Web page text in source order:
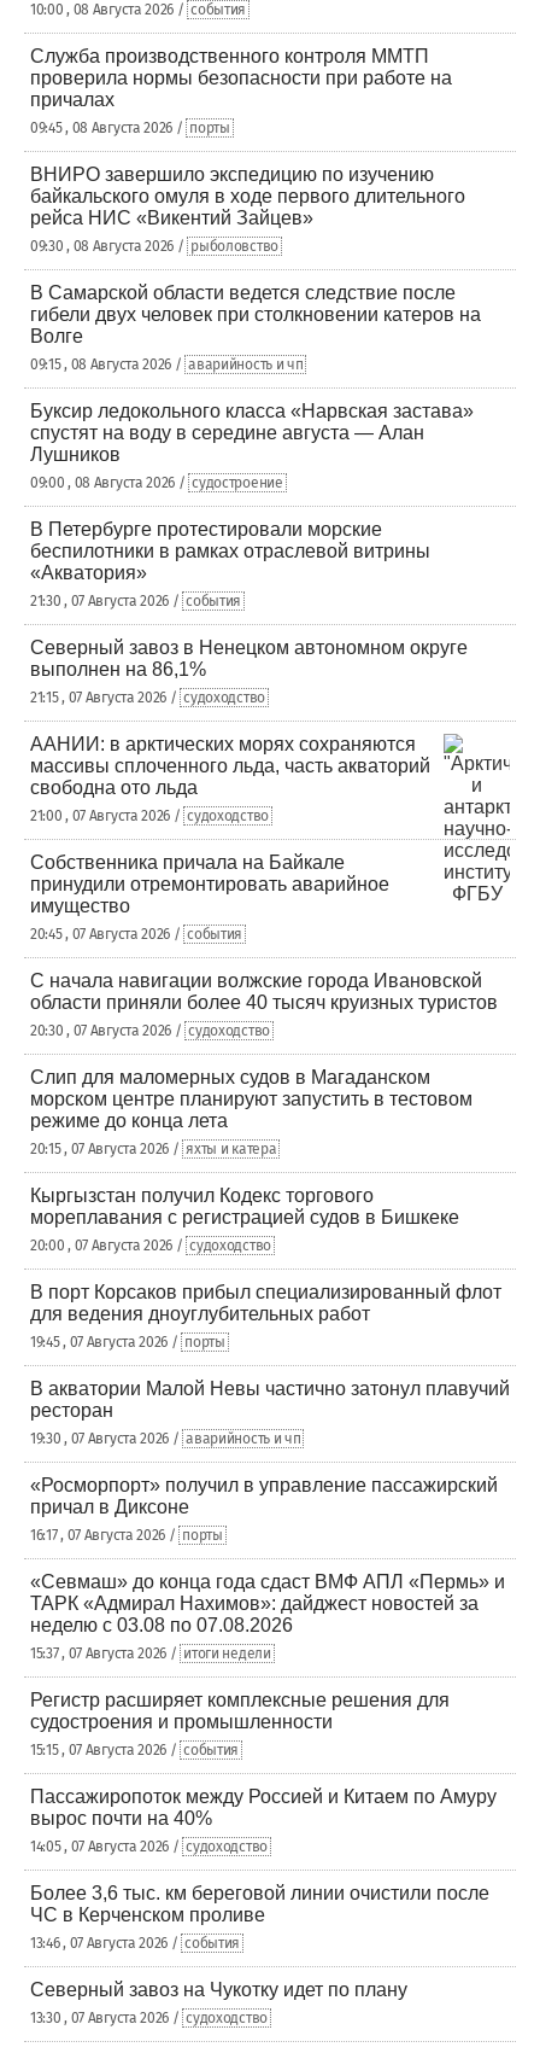
10:00 , 08 Августа 2026 / события
Служба производственного контроля ММТП
проверила нормы безопасности при работе на
причалах
09:45 , 08 Августа 2026 / порты
ВНИРО завершило экспедицию по изучению
байкальского омуля в ходе первого длительного
рейса НИС «Викентий Зайцев»
09:30 , 08 Августа 2026 / рыболовство
В Самарской области ведется следствие после
гибели двух человек при столкновении катеров на
Волге
09:15 , 08 Августа 2026 / аварийность и чп
Буксир ледокольного класса «Нарвская застава»
спустят на воду в середине августа — Алан
Лушников
09:00 , 08 Августа 2026 / судостроение
В Петербурге протестировали морские
беспилотники в рамках отраслевой витрины
«Акватория»
21:30 , 07 Августа 2026 / события
Северный завоз в Ненецком автономном округе
выполнен на 86,1%
21:15 , 07 Августа 2026 / судоходство
ААНИИ: в арктических морях сохраняются
массивы сплоченного льда, часть акваторий
свободна ото льда
21:00 , 07 Августа 2026 / судоходство
Собственника причала на Байкале
принудили отремонтировать аварийное
имущество
20:45 , 07 Августа 2026 / события
С начала навигации волжские города Ивановской
области приняли более 40 тысяч круизных туристов
20:30 , 07 Августа 2026 / судоходство
Слип для маломерных судов в Магаданском
морском центре планируют запустить в тестовом
режиме до конца лета
20:15 , 07 Августа 2026 / яхты и катера
Кыргызстан получил Кодекс торгового
мореплавания с регистрацией судов в Бишкеке
20:00 , 07 Августа 2026 / судоходство
В порт Корсаков прибыл специализированный флот
для ведения дноуглубительных работ
19:45 , 07 Августа 2026 / порты
В акватории Малой Невы частично затонул плавучий
ресторан
19:30 , 07 Августа 2026 / аварийность и чп
«Росморпорт» получил в управление пассажирский
причал в Диксоне
16:17 , 07 Августа 2026 / порты
«Севмаш» до конца года сдаст ВМФ АПЛ «Пермь» и
ТАРК «Адмирал Нахимов»: дайджест новостей за
неделю с 03.08 по 07.08.2026
15:37 , 07 Августа 2026 / итоги недели
Регистр расширяет комплексные решения для
судостроения и промышленности
15:15 , 07 Августа 2026 / события
Пассажиропоток между Россией и Китаем по Амуру
вырос почти на 40%
14:05 , 07 Августа 2026 / судоходство
Более 3,6 тыс. км береговой линии очистили после
ЧС в Керченском проливе
13:46 , 07 Августа 2026 / события
Северный завоз на Чукотку идет по плану
13:30 , 07 Августа 2026 / судоходство